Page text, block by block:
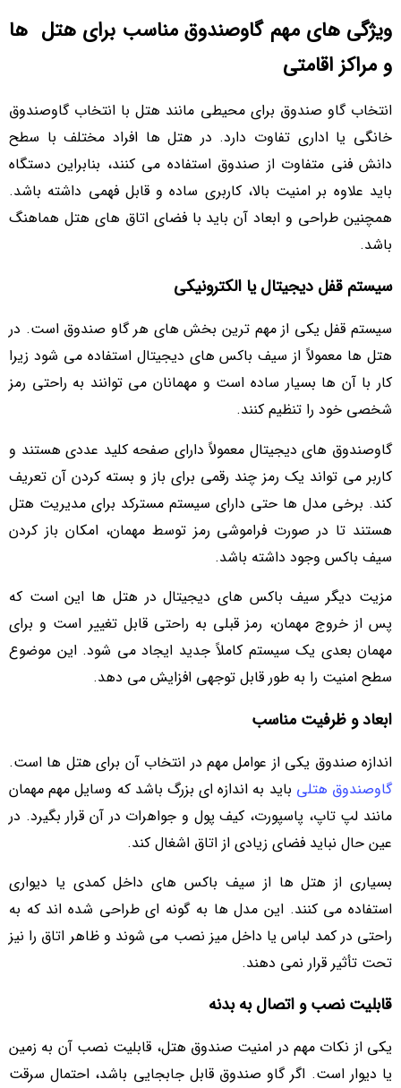
ویژگی های مهم گاوصندوق مناسب برای هتل ها
و مراکز اقامتی
انتخاب گاو صندوق برای محیطی مانند هتل با انتخاب گاوصندوق
خانگی یا اداری تفاوت دارد. در هتل ها افراد مختلف با سطح
دانش فنی متفاوت از صندوق استفاده می کنند، بنابراین دستگاه
باید علاوه بر امنیت بالا، کاربری ساده و قابل فهمی داشته باشد.
همچنین طراحی و ابعاد آن باید با فضای اتاق های هتل هماهنگ
باشد.
سیستم قفل دیجیتال یا الکترونیکی
سیستم قفل یکی از مهم ترین بخش های هر گاو صندوق است. در
هتل ها معمولاً از سیف باکس های دیجیتال استفاده می شود زیرا
کار با آن ها بسیار ساده است و مهمانان می توانند به راحتی رمز
شخصی خود را تنظیم کنند.
گاوصندوق های دیجیتال معمولاً دارای صفحه کلید عددی هستند و
کاربر می تواند یک رمز چند رقمی برای باز و بسته کردن آن تعریف
کند. برخی مدل ها حتی دارای سیستم مسترکد برای مدیریت هتل
هستند تا در صورت فراموشی رمز توسط مهمان، امکان باز کردن
سیف باکس وجود داشته باشد.
مزیت دیگر سیف باکس های دیجیتال در هتل ها این است که
پس از خروج مهمان، رمز قبلی به راحتی قابل تغییر است و برای
مهمان بعدی یک سیستم کاملاً جدید ایجاد می شود. این موضوع
سطح امنیت را به طور قابل توجهی افزایش می دهد.
ابعاد و ظرفیت مناسب
اندازه صندوق یکی از عوامل مهم در انتخاب آن برای هتل ها است.
گاوصندوق هتلی باید به اندازه ای بزرگ باشد که وسایل مهم مهمان
مانند لپ تاپ، پاسپورت، کیف پول و جواهرات در آن قرار بگیرد. در
عین حال نباید فضای زیادی از اتاق اشغال کند.
بسیاری از هتل ها از سیف باکس های داخل کمدی یا دیواری
استفاده می کنند. این مدل ها به گونه ای طراحی شده اند که به
راحتی در کمد لباس یا داخل میز نصب می شوند و ظاهر اتاق را نیز
تحت تأثیر قرار نمی دهند.
قابلیت نصب و اتصال به بدنه
یکی از نکات مهم در امنیت صندوق هتل، قابلیت نصب آن به زمین
یا دیوار است. اگر گاو صندوق قابل جابجایی باشد، احتمال سرقت